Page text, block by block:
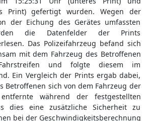
Print) gefertigt wurden. Wegen der
der Eichung des Gerätes umfassten
die Datenfelder der Prints
Das Polizeifahrzeug befand sich
mit dem Fahrzeug des Betroffenen
und folgte diesem im
Ein Vergleich der Prints ergab dabei,
Betroffenen sich von dem Fahrzeug der
während der festgestellten
dies eine zusätzliche Sicherheit zu
bei der Geschwindigkeitsberechnung